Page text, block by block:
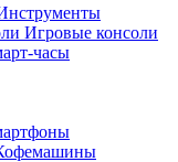
Игровые консоли
часы